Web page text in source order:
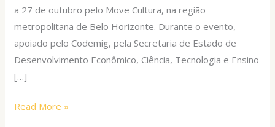
a 27 de outubro pelo Move Cultura, na região
metropolitana de Belo Horizonte. Durante o evento,
apoiado pelo Codemig, pela Secretaria de Estado de
Desenvolvimento Econômico, Ciência, Tecnologia e Ensino
[…]
Read More »